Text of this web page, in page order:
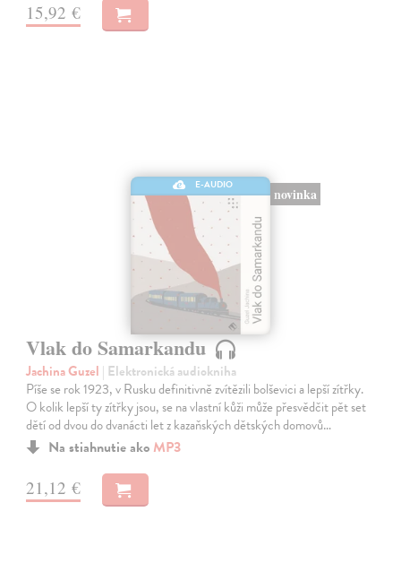
15,92 €
E-AUDIO
novinka
Vlak do Samarkandu
Jachina Guzel | Elektronická audiokniha
Píše se rok 1923, v Rusku definitivně zvítězili bolševici a lepší zítřky.
O kolik lepší ty zítřky jsou, se na vlastní kůži může přesvědčit pět set
dětí od dvou do dvanácti let z kazaňských dětských domovů…
Na stiahnutie ako MP3
21,12 €